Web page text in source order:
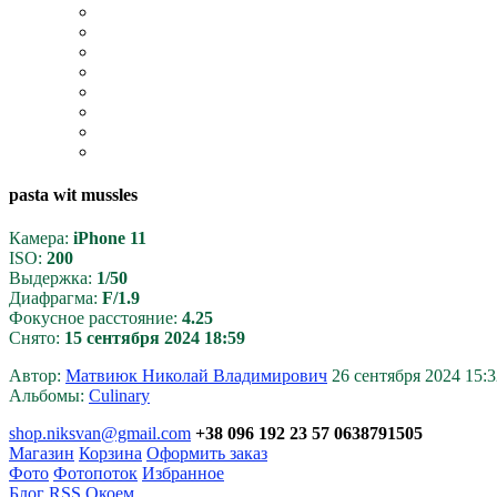
pasta wit mussles
Камера: iPhone 11
ISO: 200
Выдержка: 1/50
Диафрагма: F/1.9
Фокусное расстояние: 4.25
Снято: 15 сентября 2024 18:59
Автор: Матвиюк Николай Владимирович 26 сентября 2024
Альбомы: Culinary
shop.niksvan@gmail.com +38 096 192 23 57 0638791505
Магазин Корзина Оформить заказ
Фото Фотопоток Избранное